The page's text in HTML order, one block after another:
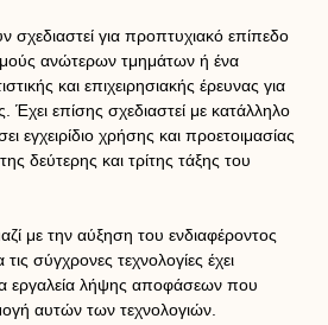
σχεδιαστεί για προπτυχιακό επίπεδο
ανώτερων τμημάτων ή ένα
και επιχειρησιακής έρευνας για
Έχει επίσης σχεδιαστεί με κατάλληλο
εγχειρίδιο χρήσης και προετοιμασίας
δεύτερης και τρίτης τάξης του
με την αύξηση του ενδιαφέροντος
σύγχρονες τεχνολογίες έχει
εργαλεία λήψης αποφάσεων που
αυτών των τεχνολογιών.